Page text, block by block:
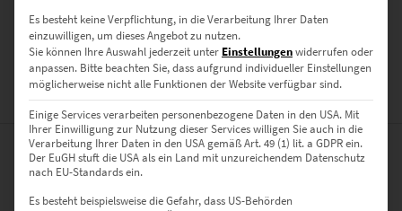
30 x 20 cm, 45 x 30 cm, 60 x 40 cm, 75 x 50 cm, 90 x 60 cm, 120 x 80
cm, 135 x 90 cm, 150 x 100 cm
BEWERTUNGEN (0)
0
Es besteht keine Verpflichtung, in die Verarbeitung Ihrer Daten
einzuwilligen, um dieses Angebot zu nutzen.
Sie können Ihre Auswahl jederzeit unter Einstellungenwiderrufen oder
anpassen. Bitte beachten Sie, dass aufgrund individueller Einstellungen
möglicherweise nicht alle Funktionen der Website verfügbar sind.
Einige Services verarbeiten personenbezogene Daten in den USA. Mit
Ihrer Einwilligung zur Nutzung dieser Services willigen Sie auch in die
Verarbeitung Ihrer Daten in den USA gemäß Art. 49 (1) lit. a GDPR ein.
Der EuGH stuft die USA als ein Land mit unzureichendem Datenschutz
nach EU-Standards ein.
Es besteht beispielsweise die Gefahr, dass US-Behörden